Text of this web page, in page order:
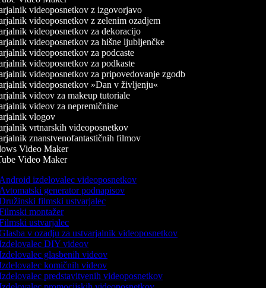
videoposnetkov z izgovorjavo
videoposnetkov z zelenim ozadjem
videoposnetkov za dekoracijo
videoposnetkov za hišne ljubljenčke
videoposnetkov za podcaste
videoposnetkov za podkaste
videoposnetkov za pripovedovanje zgodb
videoposnetkov »Dan v življenju«
videov za makeup tutoriale
videov za nepremičnine
vlogov
vrtnarskih videoposnetkov
znanstvenofantastičnih filmov
Video Maker
Video Maker
izdelovalec videoposnetkov
generator podnapisov
filmski ustvarjalec
montažer
ustvarjalec
v ozadju za ustvarjalnik videoposnetkov
DIY videov
glasbenih videov
komičnih videov
predstavitvenih videoposnetkov